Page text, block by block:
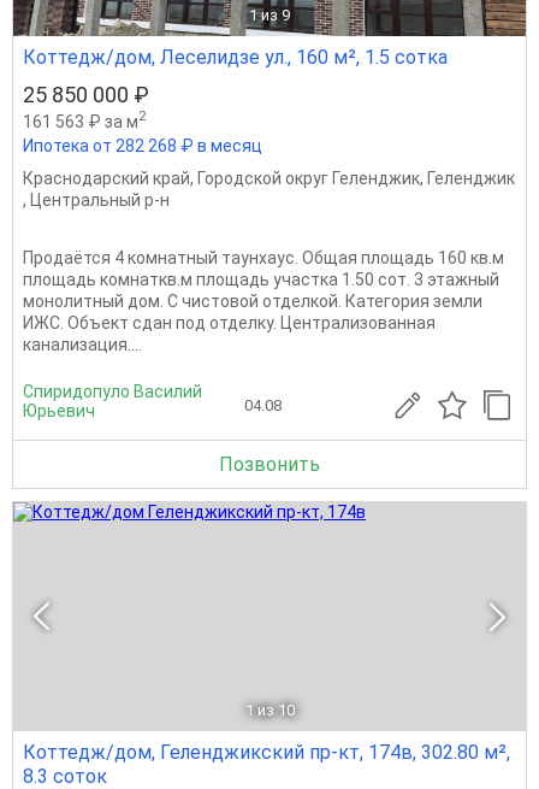
1 из 9
Коттедж/дом, Леселидзе ул., 160 м², 1.5 сотка
25 850 000 ₽
161 563 ₽ за м2
Ипотека от 282 268 ₽ в месяц
Краснодарский край, Городской округ Геленджик, Геленджик
,
Центральный р-н
Продаётся 4 комнатный таунхаус. Общая площадь 160 кв.м
площадь комнаткв.м площадь участка 1.50 сот. 3 этажный
монолитный дом. С чистовой отделкой. Категория земли
ИЖС. Объект сдан под отделку. Централизованная
канализация....
Спиридопуло Василий
Юрьевич
04.08
Позвонить
1 из 10
Коттедж/дом, Геленджикский пр-кт, 174в, 302.80 м²,
8.3 соток